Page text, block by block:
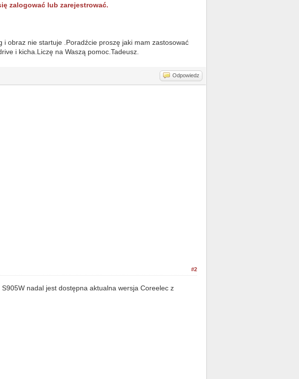
zalogować lub zarejestrować.
obraz nie startuje .Poradźcie proszę jaki mam zastosować
i kicha.Liczę na Waszą pomoc.Tadeusz.
Odpowiedz
#2
nadal jest dostępna aktualna wersja Coreelec z